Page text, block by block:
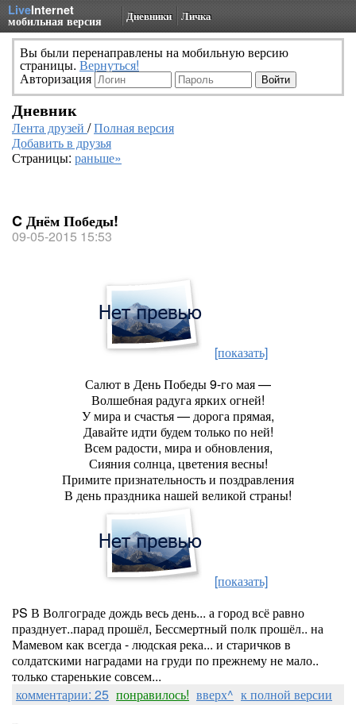
LiveInternet
мобильная версия Дневники Личка
Вы были перенаправлены на мобильную версию
страницы. Вернуться!
Авторизация
Дневник
Лента друзей /Полная версия
Добавить в друзья
Страницы: раньше»
C Днём Победы!
09-05-2015 15:53
[показать]
Салют в День Победы 9-го мая —
Волшебная радуга ярких огней!
У мира и счастья — дорога прямая,
Давайте идти будем только по ней!
Всем радости, мира и обновления,
Сияния солнца, цветения весны!
Примите признательность и поздравления
В день праздника нашей великой страны!
[показать]
РS В Волгограде дождь весь день... а город всё равно
празднует..парад прошёл, Бессмертный полк прошёл.. на
Мамевом как всегда - людская река... и старичков в
солдатскими наградами на груди по прежнему не мало..
только старенькие совсем...
комментарии: 25 понравилось! вверх^ к полной версии